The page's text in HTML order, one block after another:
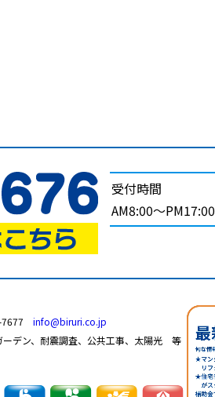
受付時間
AM8:00～PM17:00
7677 info@biruri.co.jp
ーデン、耐震調査、公共工事、太陽光 等